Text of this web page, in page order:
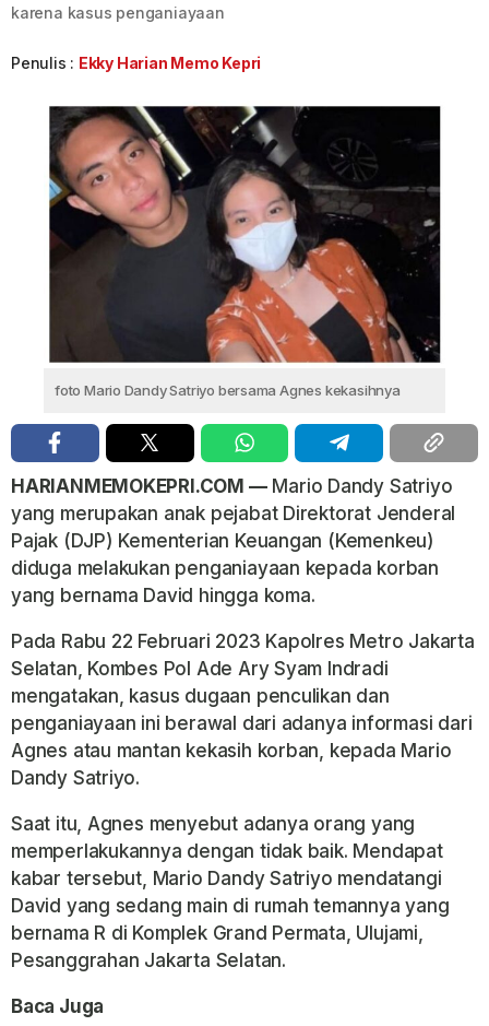
karena kasus penganiayaan
Penulis : Ekky Harian Memo Kepri
foto Mario Dandy Satriyo bersama Agnes kekasihnya
HARIANMEMOKEPRI.COM —Mario Dandy Satriyo
yang merupakan anak pejabat Direktorat Jenderal
Pajak (DJP) Kementerian Keuangan (Kemenkeu)
diduga melakukan penganiayaan kepada korban
yang bernama David hingga koma.
Pada Rabu 22 Februari 2023 Kapolres Metro Jakarta
Selatan, Kombes Pol Ade Ary Syam Indradi
mengatakan, kasus dugaan penculikan dan
penganiayaan ini berawal dari adanya informasi dari
Agnes atau mantan kekasih korban, kepada Mario
Dandy Satriyo.
Saat itu, Agnes menyebut adanya orang yang
memperlakukannya dengan tidak baik. Mendapat
kabar tersebut, Mario Dandy Satriyo mendatangi
David yang sedang main di rumah temannya yang
bernama R di Komplek Grand Permata, Ulujami,
Pesanggrahan Jakarta Selatan.
Baca Juga